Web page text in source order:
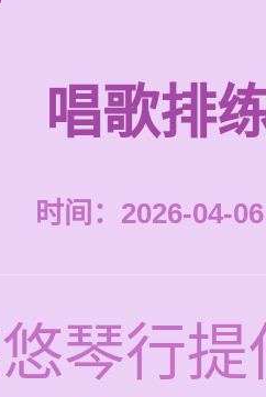
唱歌排
时间：2026-04-
琴行